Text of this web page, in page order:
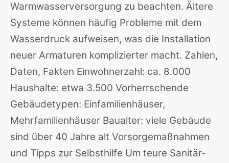
Warmwasserversorgung zu beachten. Ältere
Systeme können häufig Probleme mit dem
Wasserdruck aufweisen, was die Installation
neuer Armaturen komplizierter macht. Zahlen,
Daten, Fakten Einwohnerzahl: ca. 8.000
Haushalte: etwa 3.500 Vorherrschende
Gebäudetypen: Einfamilienhäuser,
Mehrfamilienhäuser Baualter: viele Gebäude
sind über 40 Jahre alt Vorsorgemaßnahmen
und Tipps zur Selbsthilfe Um teure Sanitär-